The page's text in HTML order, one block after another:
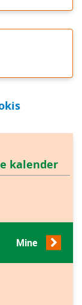
kalender
Mine